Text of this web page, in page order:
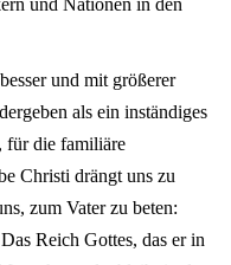
und Nationen in den
und mit größerer
als ein inständiges
für die familiäre
Christi drängt uns zu
zum Vater zu beten:
Reich Gottes, das er in